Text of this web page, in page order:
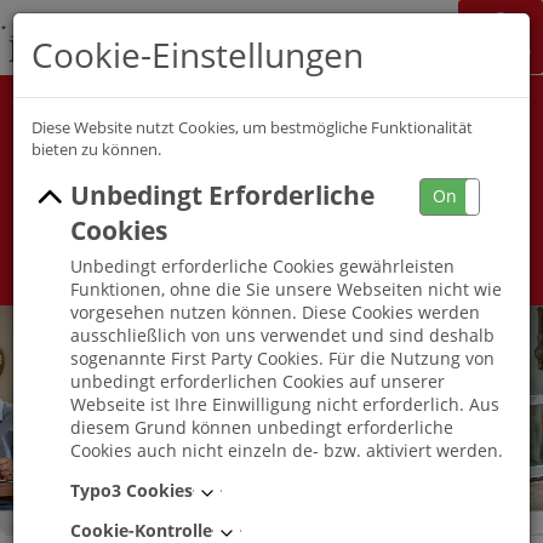
Jobchannel
Job Map
Alle Berufsfelder Alle Berufe
Umkreis
Cookie-Einstellungen
Diese Website nutzt Cookies, um bestmögliche Funktionalität
bieten zu können.
Unbedingt Erforderliche
Cookies
On
Unbedingt erforderliche Cookies gewährleisten
Funktionen, ohne die Sie unsere Webseiten nicht wie
vorgesehen nutzen können. Diese Cookies werden
ausschließlich von uns verwendet und sind deshalb
sogenannte First Party Cookies. Für die Nutzung von
unbedingt erforderlichen Cookies auf unserer
Webseite ist Ihre Einwilligung nicht erforderlich. Aus
diesem Grund können unbedingt erforderliche
Cookies auch nicht einzeln de- bzw. aktiviert werden.
Typo3 Cookies
Cookie-Kontrolle